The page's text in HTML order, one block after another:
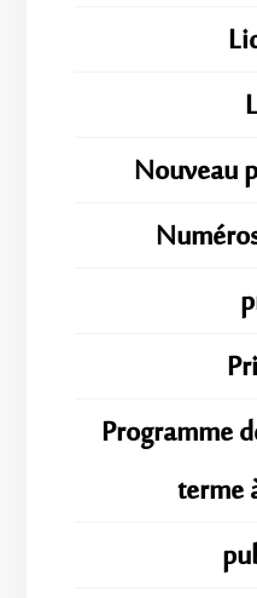
Nouveau
Programme
terme